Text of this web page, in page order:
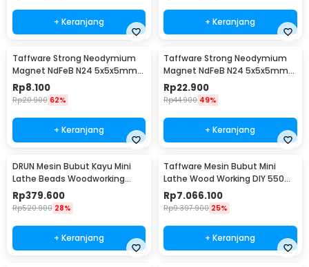
+ Keranjang + Keranjang
Taffware Strong Neodymium
Magnet NdFeB N24 5x5x5mm
20 PCS - F001699
Rp8.100
Rp20.900 62%
+ Keranjang
Taffware Strong Neodymium
Magnet NdFeB N24 5x5x5mm
50 PCS - F001699
Rp22.900
Rp44.900 49%
+ Keranjang
DRUN Mesin Bubut Kayu Mini
Lathe Beads Woodworking
150W - X707
Rp379.600
Rp520.900 28%
+ Keranjang
Taffware Mesin Bubut Mini
Lathe Wood Working DIY 550W
- MX0618
Rp7.066.100
Rp9.397.900 25%
+ Keranjang